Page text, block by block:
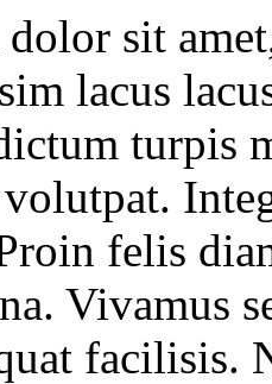
sit
lacus
turpis
felis
Vivamus
facilisis.